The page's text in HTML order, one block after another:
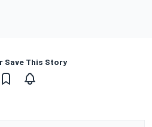
Save This Story